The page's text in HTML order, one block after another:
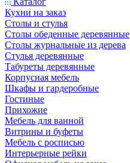
Кухни на заказ
Столы и стулья
Столы обеденные деревянные
Столы журнальные из дерева
Стулья деревянные
Табуреты деревянные
Корпусная мебель
Шкафы и гардеробные
Гостиные
Прихожие
Мебель для ванной
Витрины и буфеты
Мебель с росписью
Интерьерные рейки